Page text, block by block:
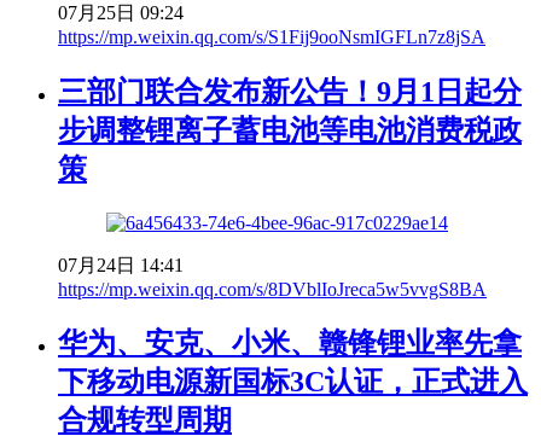
07月25日 09:24
https://mp.weixin.qq.com/s/S1Fij9ooNsmIGFLn7z8jSA
三部门联合发布新公告！9月1日起分
步调整锂离子蓄电池等电池消费税政
策
07月24日 14:41
https://mp.weixin.qq.com/s/8DVblIoJreca5w5vvgS8BA
华为、安克、小米、赣锋锂业率先拿
下移动电源新国标3C认证，正式进入
合规转型周期